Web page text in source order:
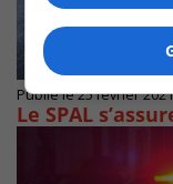
Publié le 25 février
Le SPAL